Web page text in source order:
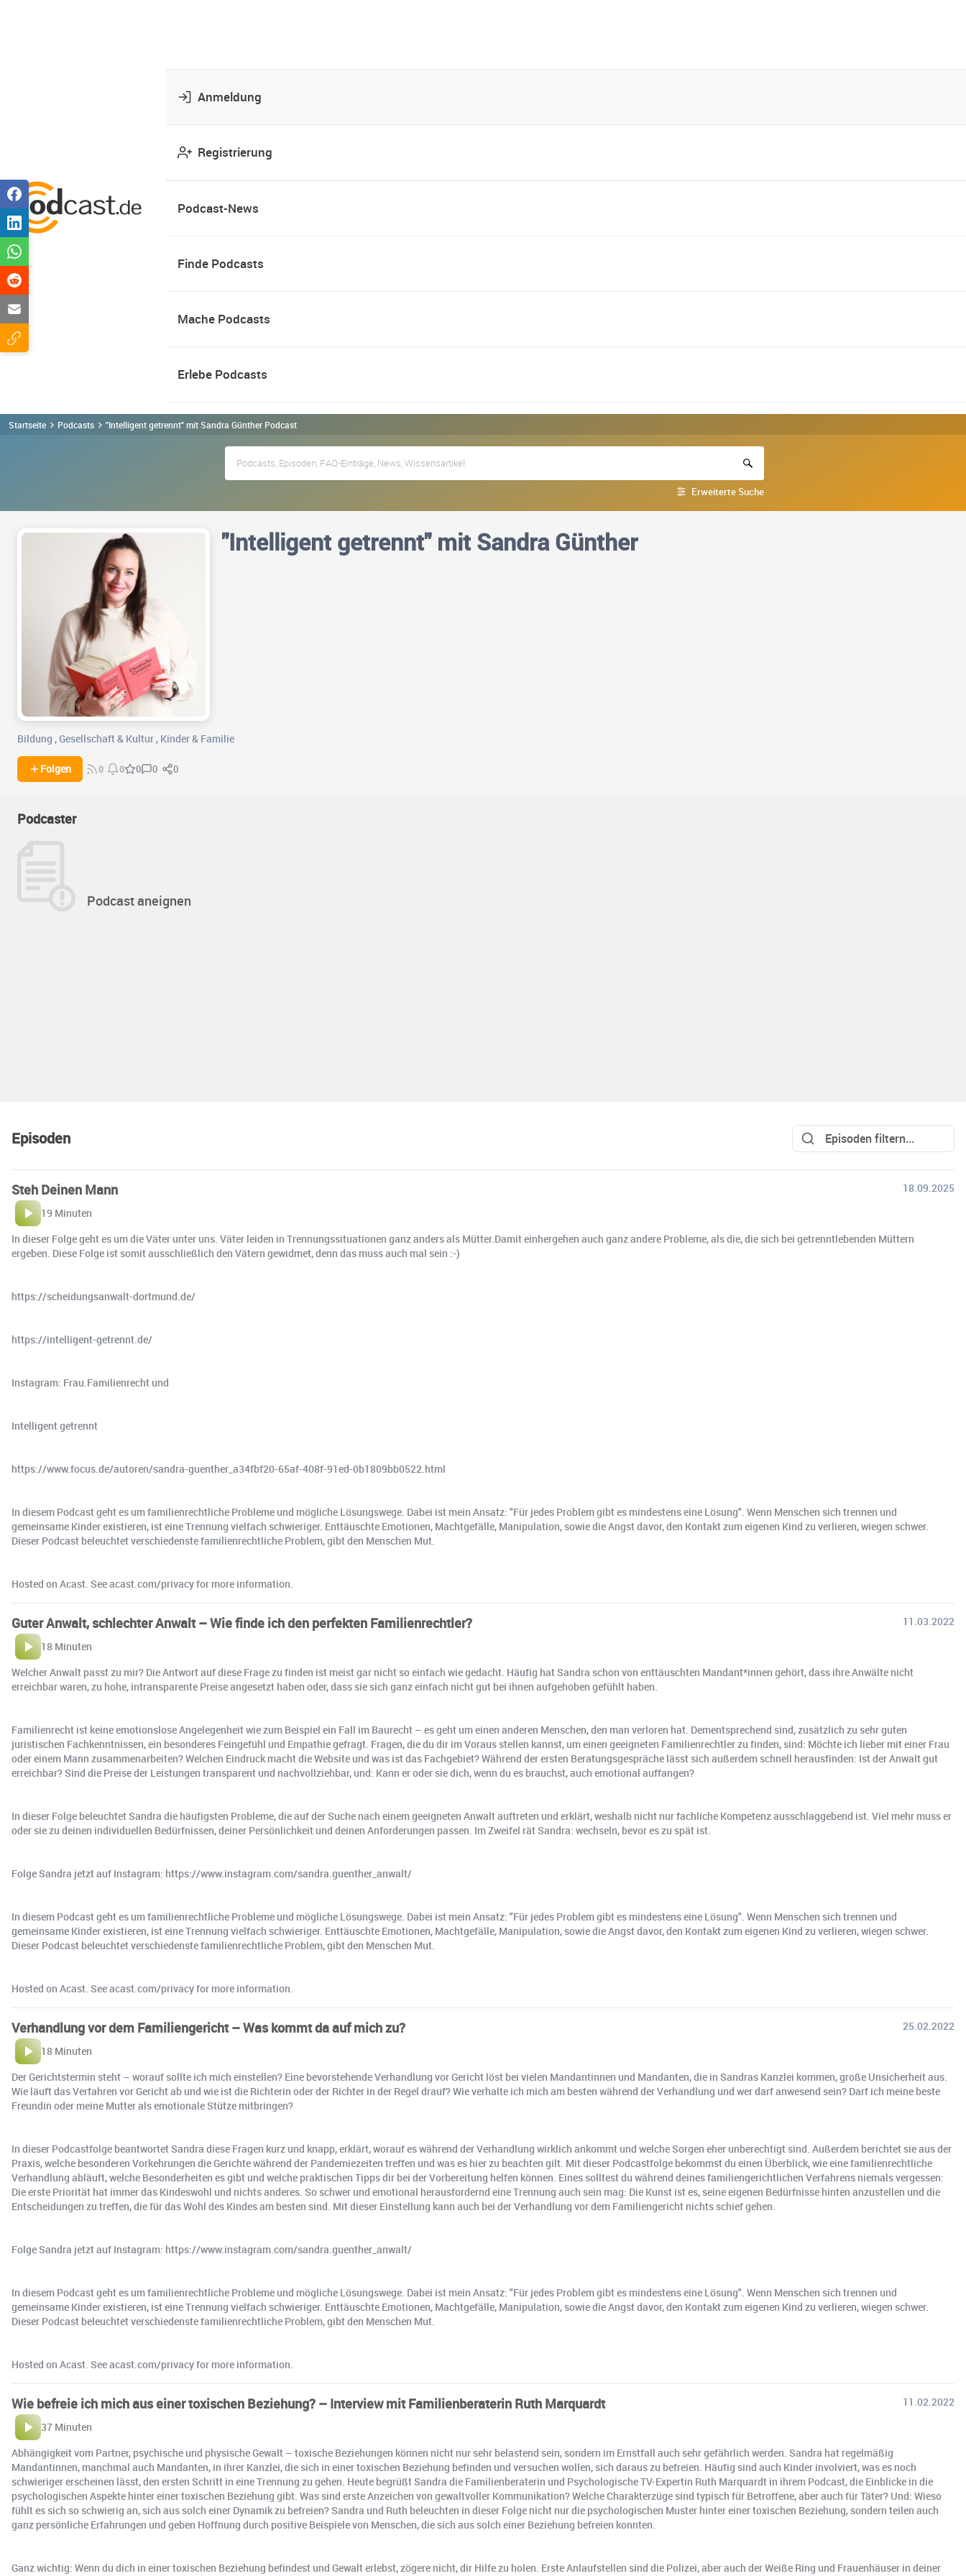
Anmeldung
Registrierung
Podcast-News
Finde Podcasts
Mache Podcasts
Erlebe Podcasts
Startseite Podcasts "Intelligent getrennt" mit Sandra Günther Podcast
Erweiterte Suche
"Intelligent getrennt" mit Sandra Günther
Bildung ,Gesellschaft & Kultur , Kinder & Familie
Folgen 0 0 0 0 0
Podcaster
Podcast aneignen
Episoden
Steh Deinen Mann
18.09.2025
19 Minuten
In dieser Folge geht es um die Väter unter uns. Väter leiden in Trennungssituationen ganz anders als Mütter.Damit einhergehen auch ganz andere Probleme, als die, die sich bei getrenntlebenden Müttern
ergeben. Diese Folge ist somit ausschließlich den Vätern gewidmet, denn das muss auch mal sein :-)
https://scheidungsanwalt-dortmund.de/
https://intelligent-getrennt.de/
Instagram: Frau.Familienrecht und
Intelligent getrennt
https://www.focus.de/autoren/sandra-guenther_a34fbf20-65af-408f-91ed-0b1809bb0522.html
In diesem Podcast geht es um familienrechtliche Probleme und mögliche Lösungswege. Dabei ist mein Ansatz: "Für jedes Problem gibt es mindestens eine Lösung". Wenn Menschen sich trennen und
gemeinsame Kinder existieren, ist eine Trennung vielfach schwieriger. Enttäuschte Emotionen, Machtgefälle, Manipulation, sowie die Angst davor, den Kontakt zum eigenen Kind zu verlieren, wiegen schwer.
Dieser Podcast beleuchtet verschiedenste familienrechtliche Problem, gibt den Menschen Mut.
Hosted on Acast. See acast.com/privacy for more information.
Guter Anwalt, schlechter Anwalt – Wie finde ich den perfekten Familienrechtler?
11.03.2022
18 Minuten
Welcher Anwalt passt zu mir? Die Antwort auf diese Frage zu finden ist meist gar nicht so einfach wie gedacht. Häufig hat Sandra schon von enttäuschten Mandant*innen gehört, dass ihre Anwälte nicht
erreichbar waren, zu hohe, intransparente Preise angesetzt haben oder, dass sie sich ganz einfach nicht gut bei ihnen aufgehoben gefühlt haben.
Familienrecht ist keine emotionslose Angelegenheit wie zum Beispiel ein Fall im Baurecht – es geht um einen anderen Menschen, den man verloren hat. Dementsprechend sind, zusätzlich zu sehr guten
juristischen Fachkenntnissen, ein besonderes Feingefühl und Empathie gefragt. Fragen, die du dir im Voraus stellen kannst, um einen geeigneten Familienrechtler zu finden, sind: Möchte ich lieber mit einer Frau
oder einem Mann zusammenarbeiten? Welchen Eindruck macht die Website und was ist das Fachgebiet? Während der ersten Beratungsgespräche lässt sich außerdem schnell herausfinden: Ist der Anwalt gut
erreichbar? Sind die Preise der Leistungen transparent und nachvollziehbar, und: Kann er oder sie dich, wenn du es brauchst, auch emotional auffangen?
In dieser Folge beleuchtet Sandra die häufigsten Probleme, die auf der Suche nach einem geeigneten Anwalt auftreten und erklärt, weshalb nicht nur fachliche Kompetenz ausschlaggebend ist. Viel mehr muss er
oder sie zu deinen individuellen Bedürfnissen, deiner Persönlichkeit und deinen Anforderungen passen. Im Zweifel rät Sandra: wechseln, bevor es zu spät ist.
Folge Sandra jetzt auf Instagram: https://www.instagram.com/sandra.guenther_anwalt/
In diesem Podcast geht es um familienrechtliche Probleme und mögliche Lösungswege. Dabei ist mein Ansatz: "Für jedes Problem gibt es mindestens eine Lösung". Wenn Menschen sich trennen und
gemeinsame Kinder existieren, ist eine Trennung vielfach schwieriger. Enttäuschte Emotionen, Machtgefälle, Manipulation, sowie die Angst davor, den Kontakt zum eigenen Kind zu verlieren, wiegen schwer.
Dieser Podcast beleuchtet verschiedenste familienrechtliche Problem, gibt den Menschen Mut.
Hosted on Acast. See acast.com/privacy for more information.
Verhandlung vor dem Familiengericht – Was kommt da auf mich zu?
25.02.2022
18 Minuten
Der Gerichtstermin steht – worauf sollte ich mich einstellen? Eine bevorstehende Verhandlung vor Gericht löst bei vielen Mandantinnen und Mandanten, die in Sandras Kanzlei kommen, große Unsicherheit aus.
Wie läuft das Verfahren vor Gericht ab und wie ist die Richterin oder der Richter in der Regel drauf? Wie verhalte ich mich am besten während der Verhandlung und wer darf anwesend sein? Darf ich meine beste
Freundin oder meine Mutter als emotionale Stütze mitbringen?
In dieser Podcastfolge beantwortet Sandra diese Fragen kurz und knapp, erklärt, worauf es während der Verhandlung wirklich ankommt und welche Sorgen eher unberechtigt sind. Außerdem berichtet sie aus der
Praxis, welche besonderen Vorkehrungen die Gerichte während der Pandemiezeiten treffen und was es hier zu beachten gilt. Mit dieser Podcastfolge bekommst du einen Überblick, wie eine familienrechtliche
Verhandlung abläuft, welche Besonderheiten es gibt und welche praktischen Tipps dir bei der Vorbereitung helfen können. Eines solltest du während deines familiengerichtlichen Verfahrens niemals vergessen:
Die erste Priorität hat immer das Kindeswohl und nichts anderes. So schwer und emotional herausfordernd eine Trennung auch sein mag: Die Kunst ist es, seine eigenen Bedürfnisse hinten anzustellen und die
Entscheidungen zu treffen, die für das Wohl des Kindes am besten sind. Mit dieser Einstellung kann auch bei der Verhandlung vor dem Familiengericht nichts schief gehen.
Folge Sandra jetzt auf Instagram: https://www.instagram.com/sandra.guenther_anwalt/
In diesem Podcast geht es um familienrechtliche Probleme und mögliche Lösungswege. Dabei ist mein Ansatz: "Für jedes Problem gibt es mindestens eine Lösung". Wenn Menschen sich trennen und
gemeinsame Kinder existieren, ist eine Trennung vielfach schwieriger. Enttäuschte Emotionen, Machtgefälle, Manipulation, sowie die Angst davor, den Kontakt zum eigenen Kind zu verlieren, wiegen schwer.
Dieser Podcast beleuchtet verschiedenste familienrechtliche Problem, gibt den Menschen Mut.
Hosted on Acast. See acast.com/privacy for more information.
Wie befreie ich mich aus einer toxischen Beziehung? – Interview mit Familienberaterin Ruth Marquardt
11.02.2022
37 Minuten
Abhängigkeit vom Partner, psychische und physische Gewalt – toxische Beziehungen können nicht nur sehr belastend sein, sondern im Ernstfall auch sehr gefährlich werden. Sandra hat regelmäßig
Mandantinnen, manchmal auch Mandanten, in ihrer Kanzlei, die sich in einer toxischen Beziehung befinden und versuchen wollen, sich daraus zu befreien. Häufig sind auch Kinder involviert, was es noch
schwieriger erscheinen lässt, den ersten Schritt in eine Trennung zu gehen. Heute begrüßt Sandra die Familienberaterin und Psychologische TV-Expertin Ruth Marquardt in ihrem Podcast, die Einblicke in die
psychologischen Aspekte hinter einer toxischen Beziehung gibt. Was sind erste Anzeichen von gewaltvoller Kommunikation? Welche Charakterzüge sind typisch für Betroffene, aber auch für Täter? Und: Wieso
fühlt es sich so schwierig an, sich aus solch einer Dynamik zu befreien? Sandra und Ruth beleuchten in dieser Folge nicht nur die psychologischen Muster hinter einer toxischen Beziehung, sondern teilen auch
ganz persönliche Erfahrungen und geben Hoffnung durch positive Beispiele von Menschen, die sich aus solch einer Beziehung befreien konnten.
Ganz wichtig: Wenn du dich in einer toxischen Beziehung befindest und Gewalt erlebst, zögere nicht, dir Hilfe zu holen. Erste Anlaufstellen sind die Polizei, aber auch der Weiße Ring und Frauenhäuser in deiner